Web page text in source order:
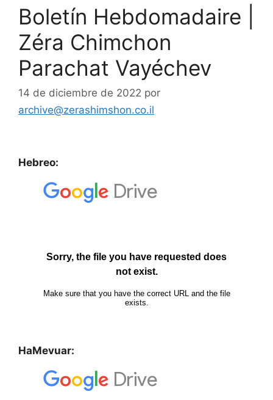
Boletín Hebdomadaire |
Zéra Chimchon
Parachat Vayéchev
14 de diciembre de 2022 por
archive@zerashimshon.co.il
Hebreo:
HaMevuar: